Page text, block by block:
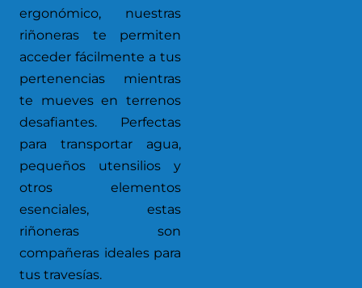
ergonómico, nuestras
riñoneras te permiten
acceder fácilmente a tus
pertenencias mientras
te mueves en terrenos
desafiantes. Perfectas
para transportar agua,
pequeños utensilios y
otros elementos
esenciales, estas
riñoneras son
compañeras ideales para
tus travesías.